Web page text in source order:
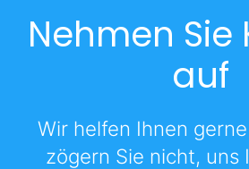
Nehmen Sie
auf
Wir helfen Ihnen
zögern Sie nicht, uns